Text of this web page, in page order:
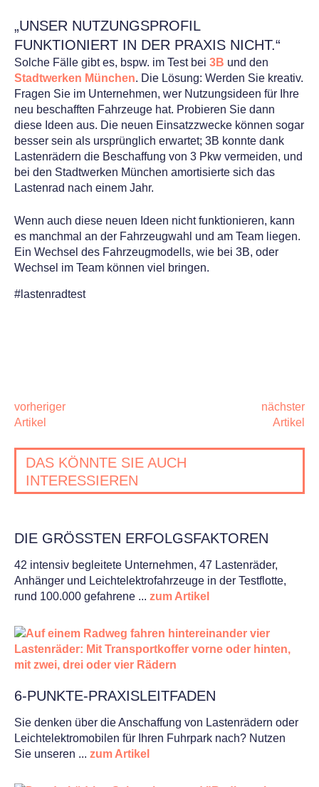
„UNSER NUTZUNGSPROFIL
FUNKTIONIERT IN DER PRAXIS NICHT.“
Solche Fälle gibt es, bspw. im Test bei 3B und den
Stadtwerken München. Die Lösung: Werden Sie kreativ.
Fragen Sie im Unternehmen, wer Nutzungsideen für Ihre
neu beschafften Fahrzeuge hat. Probieren Sie dann
diese Ideen aus. Die neuen Einsatzzwecke können sogar
besser sein als ursprünglich erwartet; 3B konnte dank
Lastenrädern die Beschaffung von 3 Pkw vermeiden, und
bei den Stadtwerken München amortisierte sich das
Lastenrad nach einem Jahr.
Wenn auch diese neuen Ideen nicht funktionieren, kann
es manchmal an der Fahrzeugwahl und am Team liegen.
Ein Wechsel des Fahrzeugmodells, wie bei 3B, oder
Wechsel im Team können viel bringen.
#lastenradtest
vorheriger
Artikel
nächster
Artikel
DAS KÖNNTE SIE AUCH
INTERESSIEREN
DIE GRÖSSTEN ERFOLGSFAKTOREN
42 intensiv begleitete Unternehmen, 47 Lastenräder,
Anhänger und Leichtelektrofahrzeuge in der Testflotte,
rund 100.000 gefahrene ... zum ArtikelMore Tag
6-PUNKTE-PRAXISLEITFADEN
Sie denken über die Anschaffung von Lastenrädern oder
Leichtelektromobilen für Ihren Fuhrpark nach? Nutzen
Sie unseren ... zum ArtikelMore Tag